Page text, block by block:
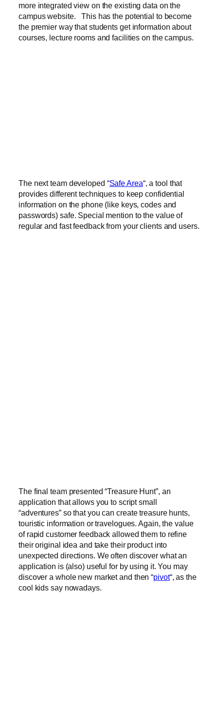
more integrated view on the existing data on the
campus website. This has the potential to become
the premier way that students get information about
courses, lecture rooms and facilities on the campus.
The next team developed “Safe Area“, a tool that
provides different techniques to keep confidential
information on the phone (like keys, codes and
passwords) safe. Special mention to the value of
regular and fast feedback from your clients and users.
The final team presented “Treasure Hunt”, an
application that allows you to script small
“adventures” so that you can create treasure hunts,
touristic information or travelogues. Again, the value
of rapid customer feedback allowed them to refine
their original idea and take their product into
unexpected directions. We often discover what an
application is (also) useful for by using it. You may
discover a whole new market and then “pivot“, as the
cool kids say nowadays.